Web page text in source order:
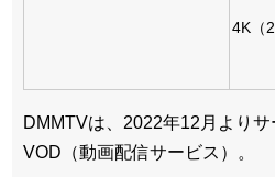
4K（
DMMTVは、2022年12月より
VOD（動画配信サービス）。